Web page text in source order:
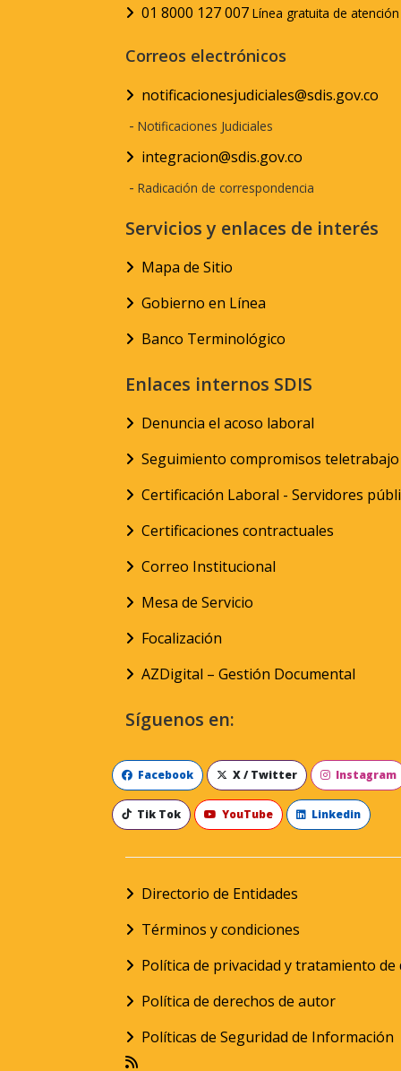
01 8000 127 007 Línea gratuita de
Correos electrónicos
notificacionesjudiciales@sdis.gov.co
- Notificaciones Judiciales
integracion@sdis.gov.co
- Radicación de correspondencia
Servicios y enlaces de interés
Mapa de Sitio
Gobierno en Línea
Banco Terminológico
Enlaces internos SDIS
Denuncia el acoso laboral
Seguimiento compromisos teletrabajo
Certificación Laboral - Servidores
Certificaciones contractuales
Correo Institucional
Mesa de Servicio
Focalización
AZDigital – Gestión Documental
Síguenos en:
Facebook X / Twitter Instagram
Tik Tok YouTube Linkedin
Directorio de Entidades
Términos y condiciones
Política de privacidad y tratamiento
Política de derechos de autor
Políticas de Seguridad de Información